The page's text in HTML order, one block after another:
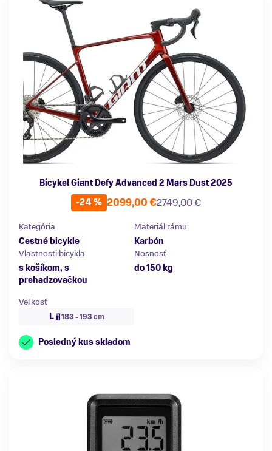
Bicykel Giant Defy Advanced 2 Mars Dust 2025
-24 %
2749,00 €
2099,00 €
Kategória
Cestné bicykle
Materiál rámu
Karbón
Vlastnosti bicykla
s košíkom, s
prehadzovačkou
Nosnosť
do 150 kg
Veľkosť
L
183 - 193 cm
Posledný kus skladom